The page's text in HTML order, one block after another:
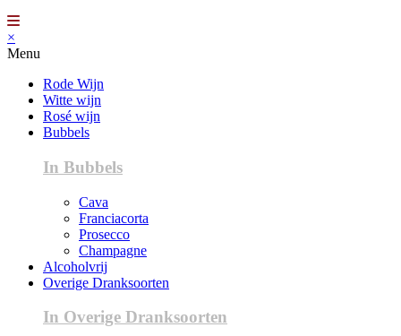
×
Menu
Rode Wijn
Witte wijn
Rosé wijn
Bubbels
In Bubbels
Cava
Franciacorta
Prosecco
Champagne
Alcoholvrij
Overige Dranksoorten
In Overige Dranksoorten